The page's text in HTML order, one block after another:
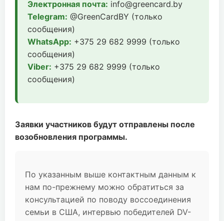
Электронная почта: info@greencard.by
Telegram: @GreenCardBY (только
сообщения)
WhatsApp: +375 29 682 9999 (только
сообщения)
Viber: +375 29 682 9999 (только
сообщения)
Заявки участников будут отправлены после
возобновления программы.
По указанным выше контактным данным к
нам по-прежнему можно обратиться за
консультацией по поводу воссоединения
семьи в США, интервью победителей DV-